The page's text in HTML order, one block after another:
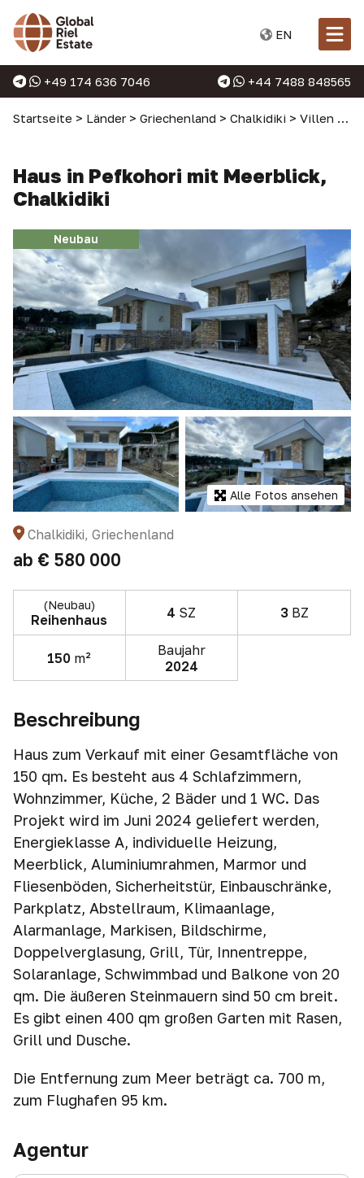
EN
+49 174 636 7046 +44 7488 848565
Startseite > Länder > Griechenland > Chalkidiki > Villen auf Chalkidiki
Haus in Pefkohori mit Meerblick,
Chalkidiki
Neubau
Alle Fotos ansehen
Chalkidiki, Griechenland
ab € 580 000
(Neubau)
Reihenhaus 4 SZ 3 BZ
150 m²
Baujahr
2024
Beschreibung
Haus zum Verkauf mit einer Gesamtfläche von
150 qm. Es besteht aus 4 Schlafzimmern,
Wohnzimmer, Küche, 2 Bäder und 1 WC. Das
Projekt wird im Juni 2024 geliefert werden,
Energieklasse A, individuelle Heizung,
Meerblick, Aluminiumrahmen, Marmor und
Fliesenböden, Sicherheitstür, Einbauschränke,
Parkplatz, Abstellraum, Klimaanlage,
Alarmanlage, Markisen, Bildschirme,
Doppelverglasung, Grill, Tür, Innentreppe,
Solaranlage, Schwimmbad und Balkone von 20
qm. Die äußeren Steinmauern sind 50 cm breit.
Es gibt einen 400 qm großen Garten mit Rasen,
Grill und Dusche.
Die Entfernung zum Meer beträgt ca. 700 m,
zum Flughafen 95 km.
Agentur